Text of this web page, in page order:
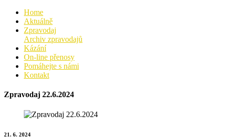
Home
Aktuálně
Zpravodaj
Archiv zpravodajů
Kázání
On-line přenosy
Pomáhejte s námi
Kontakt
Zpravodaj 22.6.2024
21. 6. 2024